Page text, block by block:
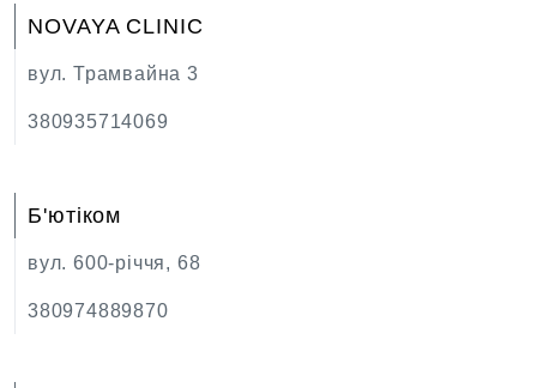
NOVAYA CLINIC
вул. Трамвайна 3
380935714069
Б'ютіком
вул. 600-річчя, 68
380974889870